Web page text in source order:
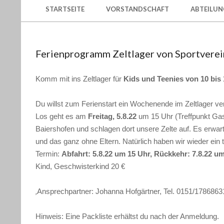
GLÖTTWENG-
LANDENSBERG
STARTSEITE VORSTANDSCHAFT
Ferienprogramm Zeltlager von
Komm mit ins Zeltlager für Kids und Teenies von 10 bis
Du willst zum Ferienstart ein Wochenende im Zeltlager
Los geht es am Freitag, 5.8.22 um 15 Uhr (Treffpunkt
Baiershofen und schlagen dort unsere Zelte auf. Es
und das ganz ohne Eltern. Natürlich haben wir wieder
Termin: Abfahrt: 5.8.22 um 15 Uhr, Rückkehr: 7.8.22
Kind, Geschwisterkind 20 €
‚Ansprechpartner: Johanna Hofgärtner, Tel. 0151/
Hinweis: Eine Packliste erhältst du nach der Anmeldung.